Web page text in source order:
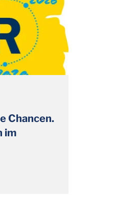
Chancen.
im